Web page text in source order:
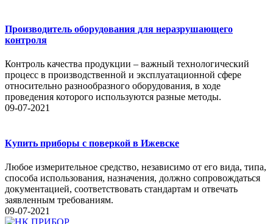
Производитель оборудования для неразрушающего
контроля
Контроль качества продукции – важный технологический
процесс в производственной и эксплуатационной сфере
относительно разнообразного оборудования, в ходе
проведения которого используются разные методы.
09-07-2021
Купить приборы с поверкой в Ижевске
Любое измерительное средство, независимо от его вида, типа,
способа использования, назначения, должно сопровождаться
документацией, соответствовать стандартам и отвечать
заявленным требованиям.
09-07-2021